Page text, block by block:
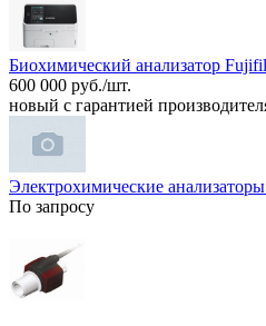
Биохимический анализатор
600 000 руб./шт.
новый с гарантией
Электрохимические
По запросу